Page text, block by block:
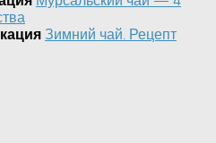
Зимний чай. Рецепт